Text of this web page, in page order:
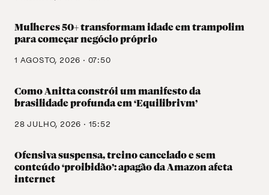
Mulheres 50+ transformam idade em trampolim
para começar negócio próprio
1 AGOSTO, 2026 · 07:50
Como Anitta constrói um manifesto da
brasilidade profunda em ‘Equilibrivm’
28 JULHO, 2026 · 15:52
Ofensiva suspensa, treino cancelado e sem
conteúdo ‘proibidão’: apagão da Amazon afeta
internet